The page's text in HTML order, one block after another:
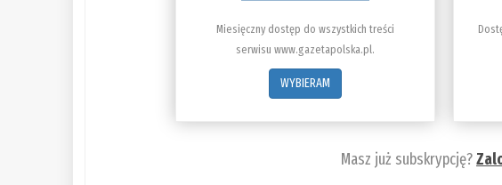
Miesięczny dostęp do wszystkich treści
serwisu www.gazetapolska.pl.
WYBIERAM
Masz już subskrypcję?